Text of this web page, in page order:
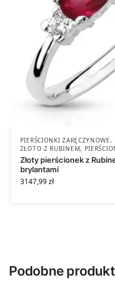
PIERŚCIONKI ZARĘCZYNOWE,
ZŁOTO Z RUBINEM,
Złoty pierścionek z
brylantami
3147,99zł
Podobne